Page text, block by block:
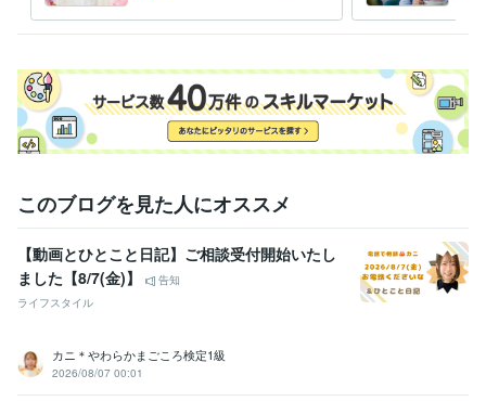
ょう。
った
このブログを見た人にオススメ
【動画とひとこと日記】ご相談受付開始いたし
ました【8/7(金)】
告知
ライフスタイル
カニ＊やわらかまごころ検定1級
2026/08/07 00:01